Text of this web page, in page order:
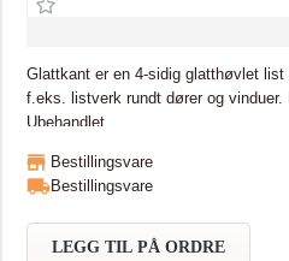
Glattkant er en 4-sidig glatthøvlet list
f.eks. listverk rundt dører og vinduer. Dimensjon: 21x070 mm
Ubehandlet
Bestillingsvare
Bestillingsvare
LEGG TIL PÅ ORDRE